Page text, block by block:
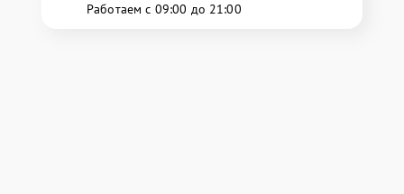
Работаем с 09:00 до 21:00